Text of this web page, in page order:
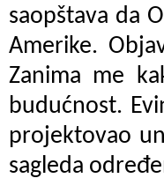
saopštava da
Amerike.
Zanima me
budućnost.
projektovao
sagleda